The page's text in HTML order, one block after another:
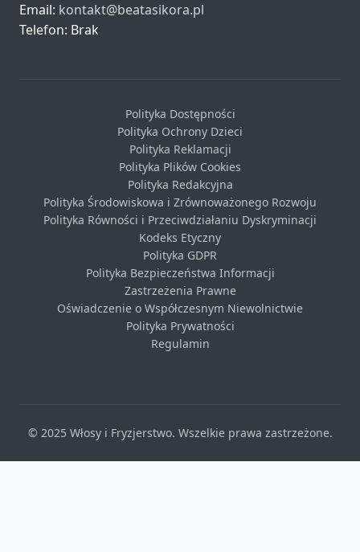
Email: kontakt@beatasikora.pl
Telefon: Brak
Polityka Dostępności
Polityka Ochrony Dzieci
Polityka Reklamacji
Polityka Plików Cookies
Polityka Redakcyjna
Polityka Środowiskowa i Zrównoważonego Rozwoju
Polityka Równości i Przeciwdziałaniu Dyskryminacji
Kodeks Etyczny
Polityka GDPR
Polityka Bezpieczeństwa Informacji
Zastrzeżenia Prawne
Oświadczenie o Współczesnym Niewolnictwie
Polityka Prywatności
Regulamin
© 2025 Włosy i Fryzjerstwo. Wszelkie prawa zastrzeżone.